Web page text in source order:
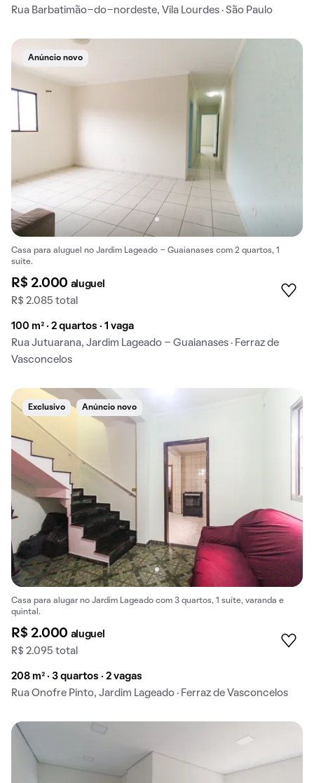
Rua Barbatimão-do-nordeste, Vila Lourdes · São Paulo
Anúncio novo
Casa para aluguel no Jardim Lageado - Guaianases com 2 quartos, 1
suíte.
R$ 2.000 aluguel
R$ 2.085 total
100 m² · 2 quartos · 1 vaga
Rua Jutuarana, Jardim Lageado - Guaianases · Ferraz de
Vasconcelos
Exclusivo Anúncio novo
Casa para alugar no Jardim Lageado com 3 quartos, 1 suíte, varanda e
quintal.
R$ 2.000 aluguel
R$ 2.095 total
208 m² · 3 quartos · 2 vagas
Rua Onofre Pinto, Jardim Lageado · Ferraz de Vasconcelos